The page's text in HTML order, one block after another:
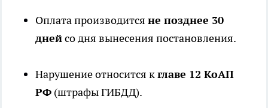
Оплата производится не позднее 30
днейсо дня вынесения постановления.
Нарушение относится кглаве 12 КоАП
РФ (штрафы ГИБДД).